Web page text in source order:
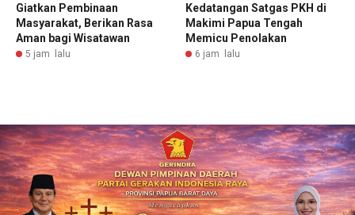
Giatkan Pembinaan
Masyarakat, Berikan Rasa
Aman bagi Wisatawan
5 jam lalu
Kedatangan Satgas PKH di
Makimi Papua Tengah
Memicu Penolakan
6 jam lalu